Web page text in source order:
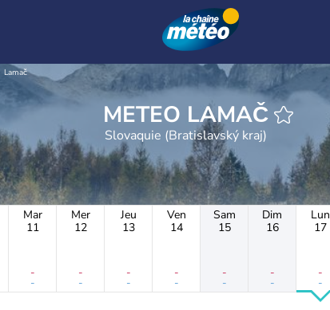
Lamač
METEO LAMAČ
Slovaquie (Bratislavský kraj)
Mar
11
-
-
Mer
12
-
-
Jeu
13
-
-
Ven
14
-
-
Sam
15
-
-
Dim
16
-
-
Lun
17
-
-